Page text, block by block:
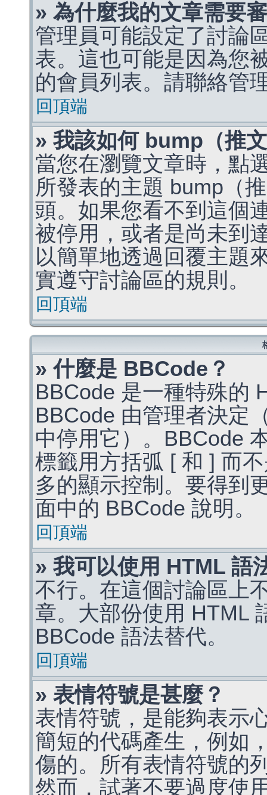
» 為什麼我的文章需要
管理員可能設定了討論
表。這也可能是因為您
的會員列表。請聯絡管
回頂端
» 我該如何 bump（推
當您在瀏覽文章時，點
所發表的主題 bump（
頭。如果您看不到這個
被停用，或者是尚未到
以簡單地透過回覆主題
實遵守討論區的規則。
回頂端
» 什麼是 BBCode？
BBCode 是一種特殊的
BBCode 由管理者決定
中停用它）。BBCode
標籤用方括弧 [ 和 ] 而
多的顯示控制。要得到
面中的 BBCode 說明。
回頂端
» 我可以使用 HTML 語
不行。在這個討論區上
章。大部份使用 HTML
BBCode 語法替代。
回頂端
» 表情符號是甚麼？
表情符號，是能夠表示
簡短的代碼產生，例如
傷的。所有表情符號的
然而，試著不要過度使